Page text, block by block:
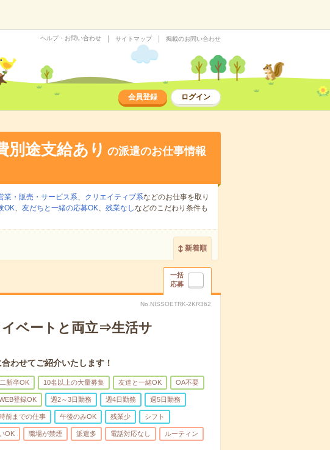
ヘルプ・お問い合わせ サイトマップ 掲載のお問い合わせ
会員登録 ログイン
別途支給あり の派遣のお仕事情報
業・販売・サービス系、 クリエイティブ系などのお仕事を取り
OK、 友だちと一緒の応募OK、 残業なしなどのこだわり条件も
新着順
一括
応募
No.NISSOETRK-2KR362
イベートと両立⇒生活サ
わせてご紹介いたします！
新卒OK 10名以上の大量募集 友達と一緒OK OA不要
登録OK 週2～3日勤務 週4日勤務 週5日勤務
前までの仕事 午後のみOK 残業少 シフト
OK 職場が禁煙 派遣多 電話対応なし ルーティン